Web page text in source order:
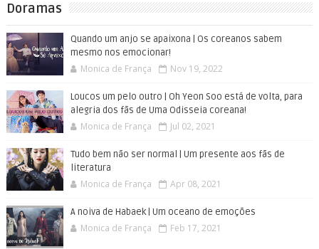
Doramas
Quando um anjo se apaixona | Os coreanos sabem
mesmo nos emocionar!
Monica de França Nov 19, 2022
Loucos um pelo outro | Oh Yeon Soo está de volta, para
alegria dos fãs de Uma Odisseia coreana!
Monica de França Jul 02, 2021
Tudo bem não ser normal | Um presente aos fãs de
literatura
Monica de França Apr 08, 2021
A noiva de Habaek | Um oceano de emoções
Monica de França Feb 17, 2021